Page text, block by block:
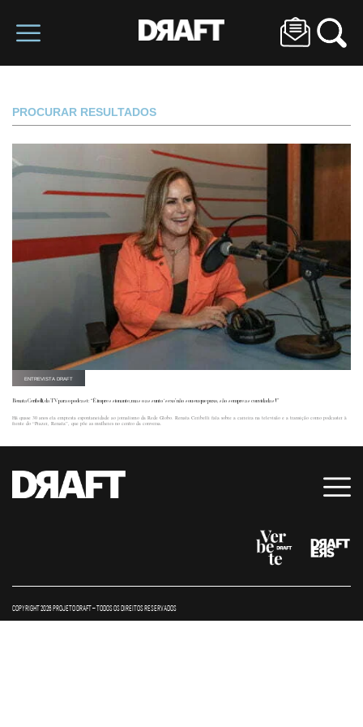
PROCURAR RESULTADOS
ENTREVISTA DRAFT
Renata Ceribelli, da TV para o podcast: “É impressionante, mas o assunto ‘sexo’ não sou eu que puxo, são sempre as convidadas!”
Há quase 30 anos ela empresta espontaneidade ao jornalismo da Rede Globo. Renata Ceribelli fala sobre a carreira na televisão e a transição como podcaster à
frente do “Prazer, Renata”, que põe as mulheres no centro da conversa.
COPYRIGHT 2026 PROJETO DRAFT – TODOS OS DIREITOS RESERVADOS